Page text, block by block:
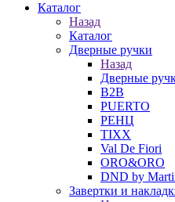
Каталог
Назад
Каталог
Дверные ручки
Назад
Дверные
B2B
PUERTO
РЕНЦ
TIXX
Val De Fiori
ORO&ORO
DND by
Завертки и